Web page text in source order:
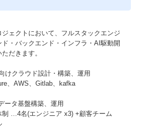
ェクトにおいて、フルスタックエンジ
・バックエンド・インフラ・AI駆動開
だきます。
けクラウド設計・構築、運用
、AWS、Gitlab、kafka
ータ基盤構築、運用
制 …4名(エンジニア x3) +顧客チーム